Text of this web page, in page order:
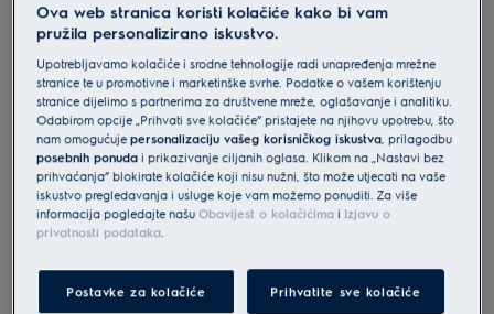
EW6F3494E
Electrolux SensiCare 600 perilica
rublja kapaciteta 9 kg i 1400
okretaja
4.9 (111)
Informacijski list proizvoda
pročitajte cijeli korisnički priručnik.
Ova web stranica koristi kolačiće kako bi vam
pružila personalizirano iskustvo.
Upotrebljavamo kolačiće i srodne tehnologije radi unapređenja mrežne
stranice te u promotivne i marketinške svrhe. Podatke o vašem korištenju
stranice dijelimo s partnerima za društvene mreže, oglašavanje i analitiku.
Odabirom opcije „Prihvati sve kolačiće” pristajete na njihovu upotrebu, što
nam omogućujepersonalizaciju vašeg korisničkog iskustva, prilagodbu
posebnih ponuda i prikazivanje ciljanih oglasa. Klikom na „Nastavi bez
prihvaćanja” blokirate kolačiće koji nisu nužni, što može utjecati na vaše
iskustvo pregledavanja i usluge koje vam možemo ponuditi. Za više
informacija pogledajte našuObavijest o kolačićima i Izjavu o
privatnosti podataka.
Postavke za kolačiće Prihvatite sve kolačiće